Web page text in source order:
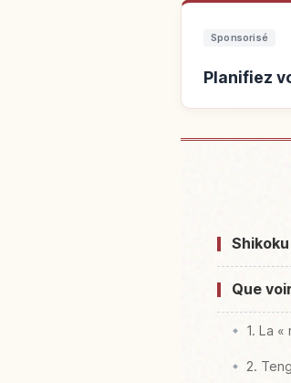
Sponsorisé
Planifiez
Que
1. La
2.